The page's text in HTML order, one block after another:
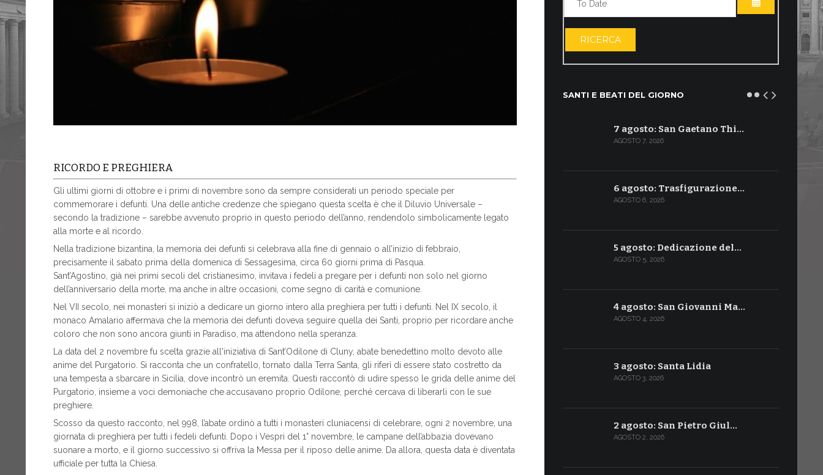
RICORDO E PREGHIERA
Gli ultimi giorni di ottobre e i primi di novembre sono da sempre considerati un periodo speciale per
commemorare i defunti. Una delle antiche credenze che spiegano questa scelta è che il Diluvio Universale –
secondo la tradizione – sarebbe avvenuto proprio in questo periodo dell’anno, rendendolo simbolicamente legato
alla morte e al ricordo.
Nella tradizione bizantina, la memoria dei defunti si celebrava alla fine di gennaio o all’inizio di febbraio,
precisamente il sabato prima della domenica di Sessagesima, circa 60 giorni prima di Pasqua.
Sant’Agostino, già nei primi secoli del cristianesimo, invitava i fedeli a pregare per i defunti non solo nel giorno
dell’anniversario della morte, ma anche in altre occasioni, come segno di carità e comunione.
Nel VII secolo, nei monasteri si iniziò a dedicare un giorno intero alla preghiera per tutti i defunti. Nel IX secolo, il
monaco Amalario affermava che la memoria dei defunti doveva seguire quella dei Santi, proprio per ricordare anche
coloro che non sono ancora giunti in Paradiso, ma attendono nella speranza.
La data del 2 novembre fu scelta grazie all'iniziativa di Sant’Odilone di Cluny, abate benedettino molto devoto alle
anime del Purgatorio. Si racconta che un confratello, tornato dalla Terra Santa, gli riferì di essere stato costretto da
una tempesta a sbarcare in Sicilia, dove incontrò un eremita. Questi raccontò di udire spesso le grida delle anime del
Purgatorio, insieme a voci demoniache che accusavano proprio Odilone, perché cercava di liberarli con le sue
preghiere.
Scosso da questo racconto, nel 998, l’abate ordinò a tutti i monasteri cluniacensi di celebrare, ogni 2 novembre, una
giornata di preghiera per tutti i fedeli defunti. Dopo i Vespri del 1° novembre, le campane dell’abbazia dovevano
suonare a morto, e il giorno successivo si offriva la Messa per il riposo delle anime. Da allora, questa data è diventata
ufficiale per tutta la Chiesa.
APRI IL
RICERCA
SANTI E BEATI DEL GIORNO
7 agosto: San Gaetano Thi…
AGOSTO 7, 2026
6 agosto: Trasfigurazione…
AGOSTO 6, 2026
5 agosto: Dedicazione del…
AGOSTO 5, 2026
4 agosto: San Giovanni Ma…
AGOSTO 4, 2026
3 agosto: Santa Lidia
AGOSTO 3, 2026
2 agosto: San Pietro Giul…
AGOSTO 2, 2026